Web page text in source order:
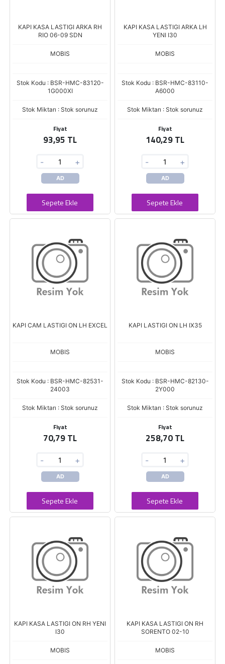
KAPI KASA LASTIGI ARKA RH
RIO 06-09 SDN
MOBIS
Stok Kodu : BSR-HMC-83120-
1G000XI
Stok Miktarı : Stok sorunuz
Fiyat
93,95 TL
- +
AD
Sepete Ekle
KAPI KASA LASTIGI ARKA LH
YENI I30
MOBIS
Stok Kodu : BSR-HMC-83110-
A6000
Stok Miktarı : Stok sorunuz
Fiyat
140,29 TL
- +
AD
Sepete Ekle
KAPI CAM LASTIGI ON LH EXCEL
MOBIS
Stok Kodu : BSR-HMC-82531-
24003
Stok Miktarı : Stok sorunuz
Fiyat
70,79 TL
- +
AD
Sepete Ekle
KAPI LASTIGI ON LH IX35
MOBIS
Stok Kodu : BSR-HMC-82130-
2Y000
Stok Miktarı : Stok sorunuz
Fiyat
258,70 TL
- +
AD
Sepete Ekle
KAPI KASA LASTIGI ON RH YENI
I30
MOBIS
KAPI KASA LASTIGI ON RH
SORENTO 02-10
MOBIS